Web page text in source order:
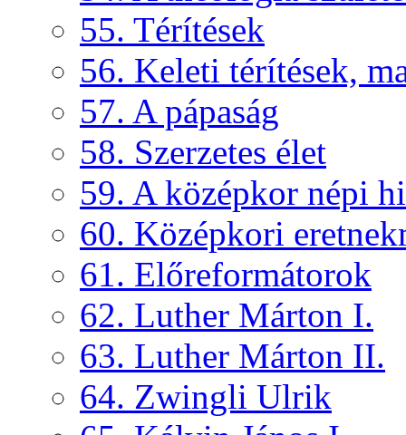
55. Térítések
56. Keleti térítések,
57. A pápaság
58. Szerzetes élet
59. A középkor népi
60. Középkori
61. Előreformátorok
62. Luther Márton I.
63. Luther Márton II.
64. Zwingli Ulrik